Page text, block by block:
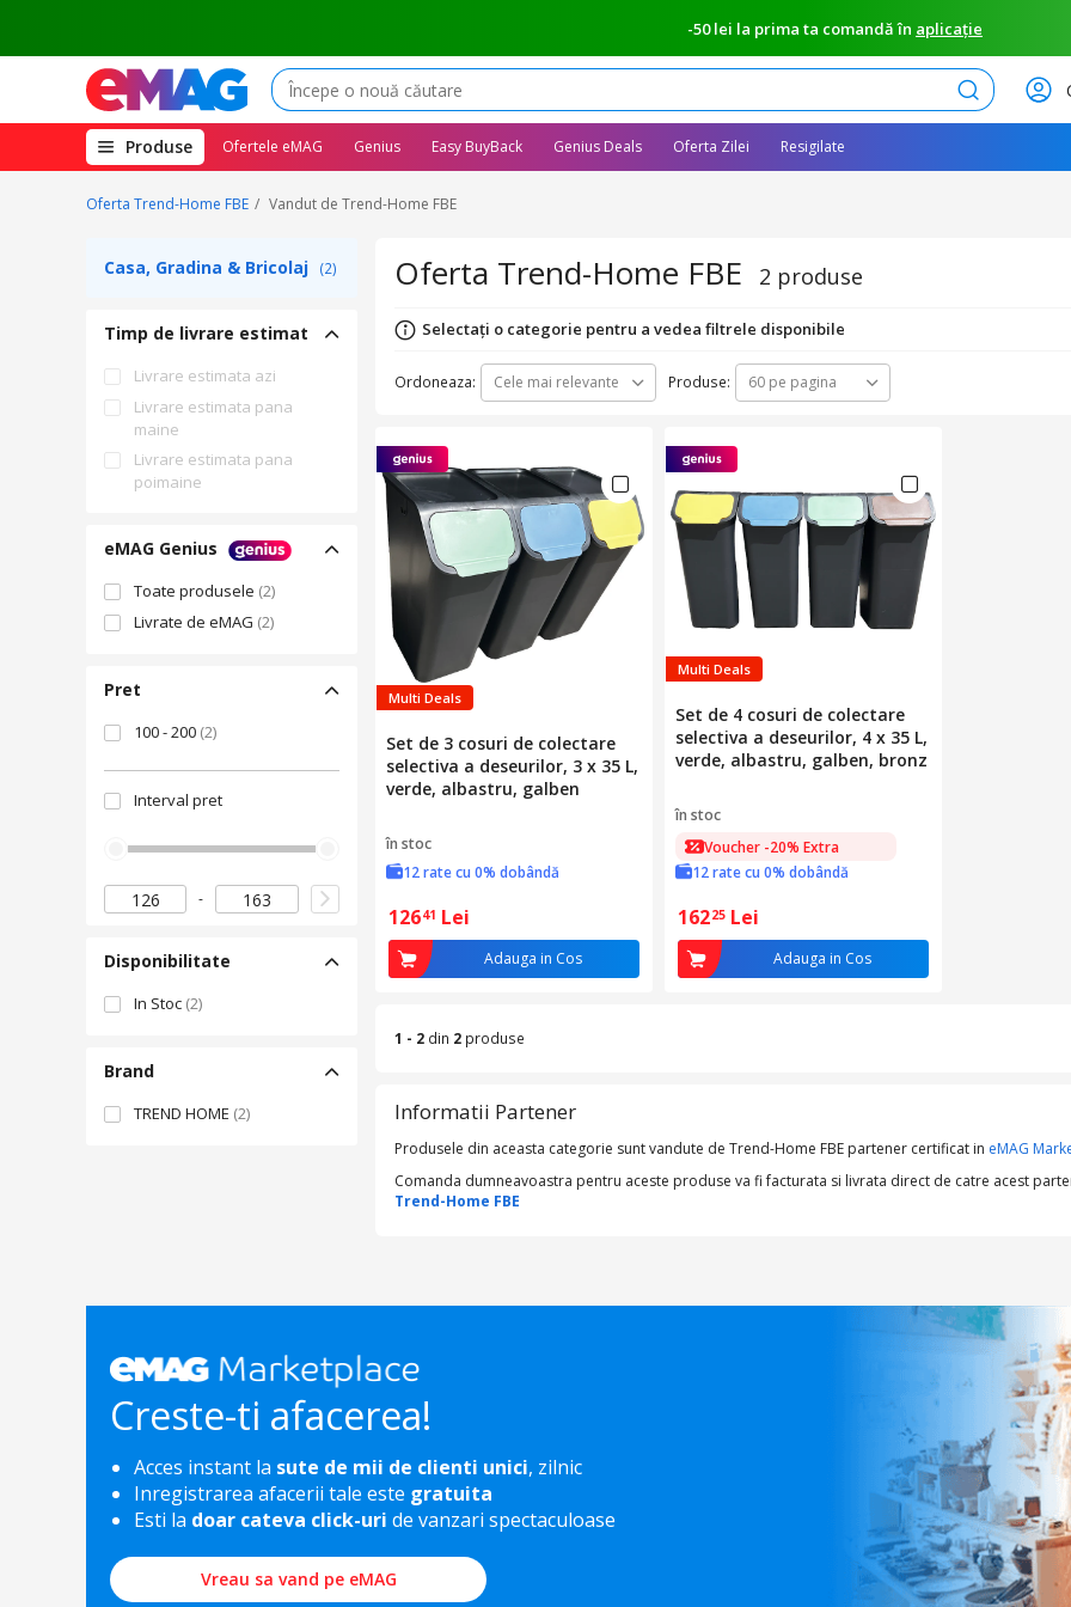
-50 lei la prima ta comandă în aplicație
Caută
Produse(deschide
megameniul)
Ofertele eMAG Genius Easy BuyBack Genius Deals Oferta Zilei Resigilate
Oferta Trend-Home FBE Vandut de Trend-Home FBE
Casa, Gradina & Bricolaj (2)
Timp de livrare estimat
Livrare estimata azi
Livrare estimata pana
maine
Livrare estimata pana
poimaine
eMAG Genius
Toate produsele (2)
Livrate de eMAG (2)
Pret
100 - 200 (2)
Interval pret
Disponibilitate
In Stoc (2)
Brand
TREND HOME (2)
Oferta Trend-Home FBE 2 produse
Selectați o categorie pentru a vedea filtrele disponibile
Ordoneaza: Cele mai relevante Produse: 60 pe pagina
Multi Deals
Set de 3 cosuri de colectare
selectiva a deseurilor, 3 x 35 L,
verde, albastru, galben
în stoc
12 rate cu 0% dobândă
12641 Lei
Adauga in Cos
Multi Deals
Set de 4 cosuri de colectare
selectiva a deseurilor, 4 x 35 L,
verde, albastru, galben, bronz
în stoc
Voucher -20% Extra
12 rate cu 0% dobândă
16225 Lei
Adauga in Cos
1 - 2 din 2 produse
Informatii Partener
Produsele din aceasta categorie sunt vandute de Trend-Home FBE partener certificat in eMAG
Comanda dumneavoastra pentru aceste produse va fi facturata si livrata direct de catre acest
Trend-Home FBE
Creste-ti afacerea!
Acces instant la sute de mii de clienti unici, zilnic
Inregistrarea afacerii tale este gratuita
Esti la doar cateva click-uri de vanzari spectaculoase
Vreau sa vand pe eMAG